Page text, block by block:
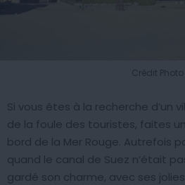
Crédit
Si vous êtes à la recherche d’un
de la foule des touristes, faites
bord de la Mer Rouge. Autrefois
quand le canal de Suez n’était
gardé son charme, avec ses